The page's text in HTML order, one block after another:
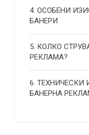
4. ОСОБЕНИ
БАНЕРИ
5. КОЛКО
РЕКЛАМА?
6. ТЕХНИЧЕСКИ
БАНЕРНА